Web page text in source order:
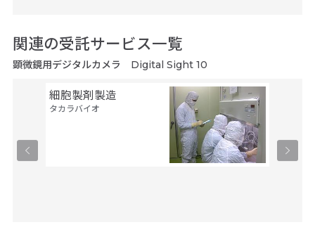
関連の受託サービス一覧
顕微鏡用デジタルカメラ Digital Sight 10
細胞製剤製造
タカラバイオ